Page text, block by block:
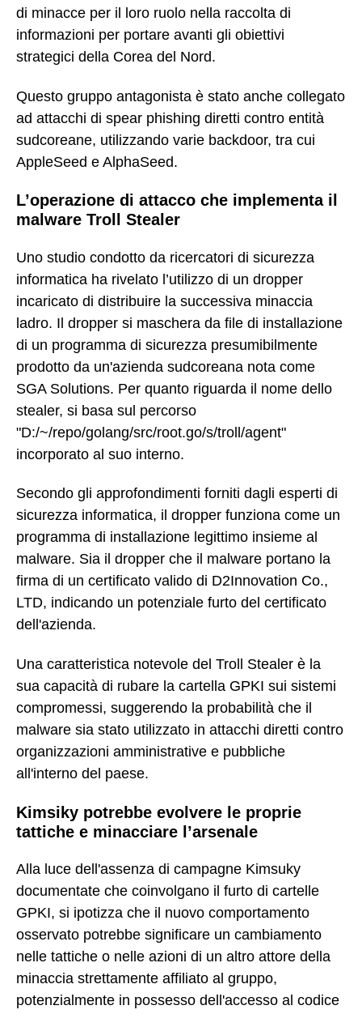
di minacce per il loro ruolo nella raccolta di
informazioni per portare avanti gli obiettivi
strategici della Corea del Nord.
Questo gruppo antagonista è stato anche collegato
ad attacchi di spear phishing diretti contro entità
sudcoreane, utilizzando varie backdoor, tra cui
AppleSeed e AlphaSeed.
L’operazione di attacco che implementa il
malware Troll Stealer
Uno studio condotto da ricercatori di sicurezza
informatica ha rivelato l’utilizzo di un dropper
incaricato di distribuire la successiva minaccia
ladro. Il dropper si maschera da file di installazione
di un programma di sicurezza presumibilmente
prodotto da un'azienda sudcoreana nota come
SGA Solutions. Per quanto riguarda il nome dello
stealer, si basa sul percorso
"D:/~/repo/golang/src/root.go/s/troll/agent"
incorporato al suo interno.
Secondo gli approfondimenti forniti dagli esperti di
sicurezza informatica, il dropper funziona come un
programma di installazione legittimo insieme al
malware. Sia il dropper che il malware portano la
firma di un certificato valido di D2Innovation Co.,
LTD, indicando un potenziale furto del certificato
dell'azienda.
Una caratteristica notevole del Troll Stealer è la
sua capacità di rubare la cartella GPKI sui sistemi
compromessi, suggerendo la probabilità che il
malware sia stato utilizzato in attacchi diretti contro
organizzazioni amministrative e pubbliche
all'interno del paese.
Kimsiky potrebbe evolvere le proprie
tattiche e minacciare l’arsenale
Alla luce dell'assenza di campagne Kimsuky
documentate che coinvolgano il furto di cartelle
GPKI, si ipotizza che il nuovo comportamento
osservato potrebbe significare un cambiamento
nelle tattiche o nelle azioni di un altro attore della
minaccia strettamente affiliato al gruppo,
potenzialmente in possesso dell'accesso al codice